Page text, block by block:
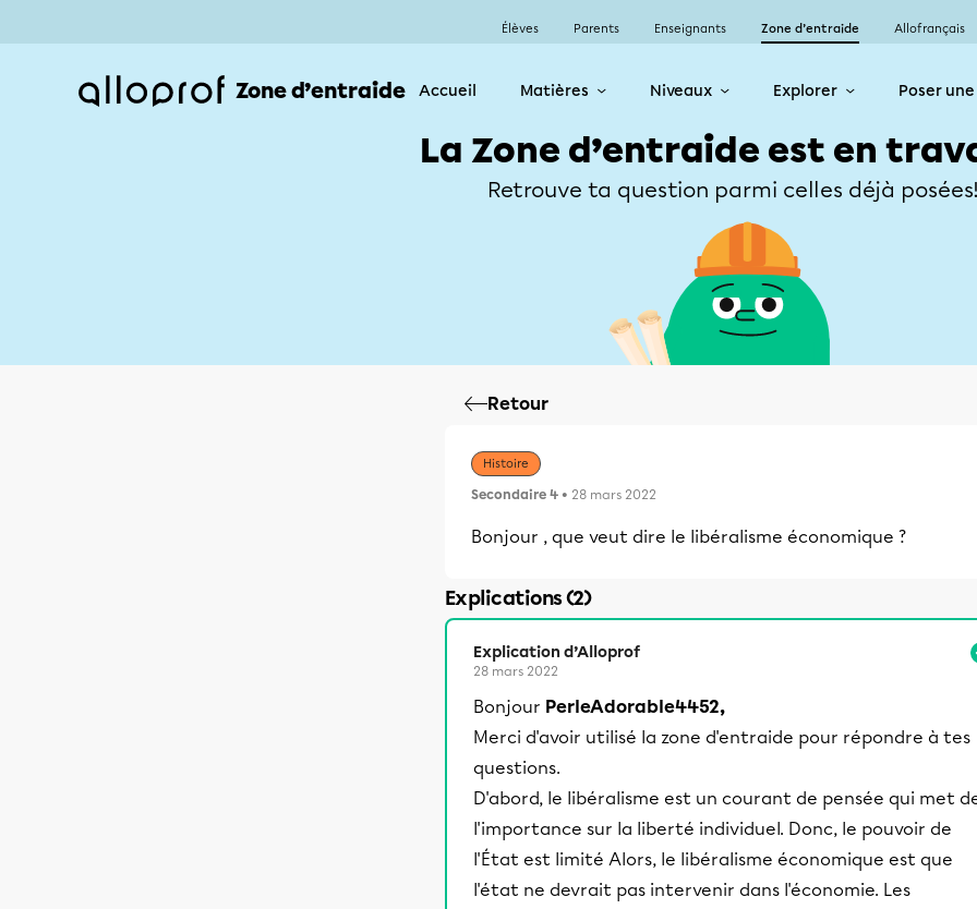
Élèves Parents Enseignants Zone d’entraide Allofrançais
Zone d’entraide Accueil Matières Niveaux Explorer Poser
La Zone d’entraide est en
Retrouve ta question parmi celles déjà
Retour
Histoire
Secondaire 4 • 28 mars 2022
Bonjour , que veut dire le libéralisme économique ?
Explications (2)
Explication d’Alloprof
28 mars 2022
Bonjour PerleAdorable4452,
Merci d'avoir utilisé la zone d'entraide pour répondre à tes
questions.
D'abord, le libéralisme est un courant de pensée qui met
l'importance sur la liberté individuel. Donc, le pouvoir de
l'État est limité Alors, le libéralisme économique est que
l'état ne devrait pas intervenir dans l'économie. Les